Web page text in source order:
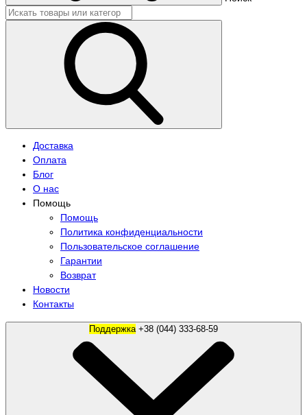
Доставка
Оплата
Блог
О нас
Помощь
Помощь
Политика конфиденциальности
Пользовательское соглашение
Гарантии
Возврат
Новости
Контакты
Поддержка